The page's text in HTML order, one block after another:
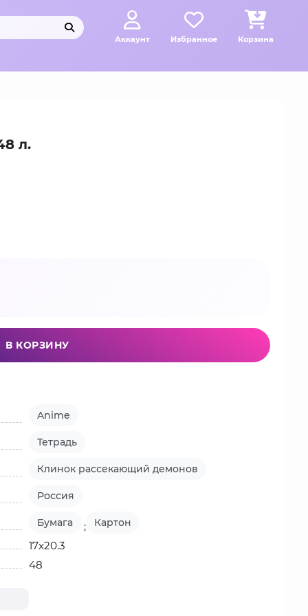
Аккаунт Избранное Корзина
л.
В КОРЗИНУ
Anime
Тетрадь
Клинок рассекающий демонов
Россия
Бумага ; Картон
17х20.3
48